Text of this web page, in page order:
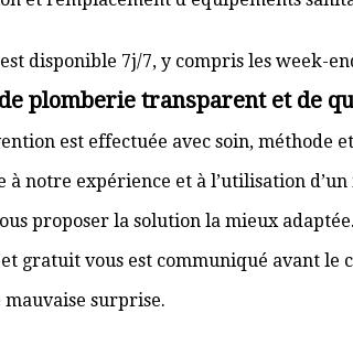
disponible 7j/7, y compris les week-
plomberie transparent et de
est effectuée avec soin, méthode
à notre expérience et à l’utilisation
proposer la solution la mieux adaptée.
gratuit vous est communiqué avant le
surprise.